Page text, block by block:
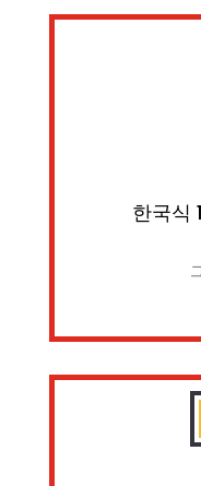
한국식